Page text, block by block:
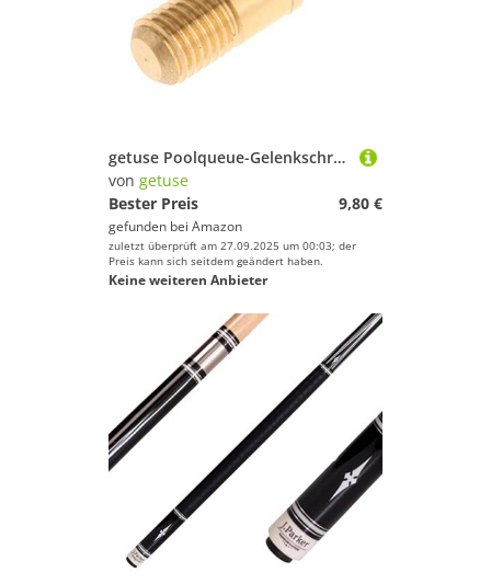
getuse Poolqueue-Gelenkschraube, Hardware, Messing, Billardqueue-Schraube, Billardqueue-Zubehör, Poolqueue-Verbindungsschraube, 13 mm x 40 mm, 13 mm x 27 mm
von getuse
Bester Preis
9,80 €
gefunden bei Amazon
zuletzt überprüft am 27.09.2025 um 00:03; der
Preis kann sich seitdem geändert haben.
Keine weiteren Anbieter